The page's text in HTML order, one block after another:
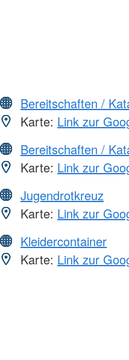
Bereitschaften /
Karte: Link zur
Bereitschaften /
Karte: Link zur
Jugendrotkreuz
Karte: Link zur
Kleidercontainer
Karte: Link zur